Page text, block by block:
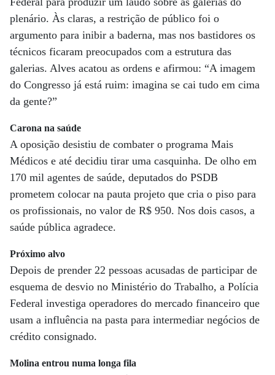
plenário. Às claras, a restrição de público foi o
argumento para inibir a baderna, mas nos bastidores os
técnicos ficaram preocupados com a estrutura das
galerias. Alves acatou as ordens e afirmou: “A imagem
do Congresso já está ruim: imagina se cai tudo em cima
da gente?”
Carona na saúde
A oposição desistiu de combater o programa Mais
Médicos e até decidiu tirar uma casquinha. De olho em
170 mil agentes de saúde, deputados do PSDB
prometem colocar na pauta projeto que cria o piso para
os profissionais, no valor de R$ 950. Nos dois casos, a
saúde pública agradece.
Próximo alvo
Depois de prender 22 pessoas acusadas de participar de
esquema de desvio no Ministério do Trabalho, a Polícia
Federal investiga operadores do mercado financeiro que
usam a influência na pasta para intermediar negócios de
crédito consignado.
Molina entrou numa longa fila